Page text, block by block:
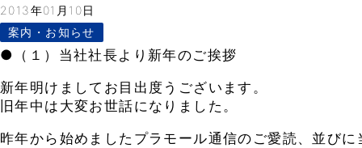
2013年01月10日
案内・お知らせ
●（１）当社社長より新年のご挨拶
新年明けましてお目出度うございます。
旧年中は大変お世話になりました。
昨年から始めましたプラモール通信のご愛読、並び